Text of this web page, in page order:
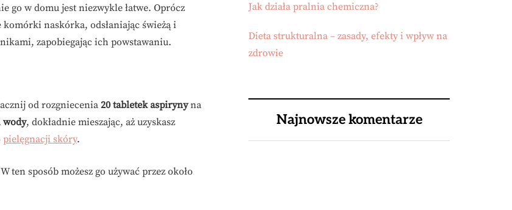
go w domu jest niezwykle łatwe. Oprócz
naskórka, odsłaniając świeżą i
zapobiegając ich powstawaniu.
od rozgniecenia 20 tabletek aspirynyna
, dokładnie mieszając, aż uzyskasz
pielęgnacji skóry.
ten sposób możesz go używać przez około
Jak działa pralnia chemiczna?
Dieta strukturalna – zasady, efekty i wpływ na
zdrowie
Najnowsze komentarze